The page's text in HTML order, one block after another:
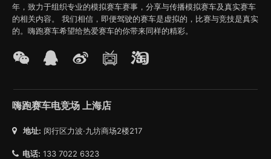
年，致力于组织专业的模拟赛车赛事，分享与传播模拟赛车及真实赛车
的相关内容。 我们相信，即便驾驶的赛车是虚拟的，比赛与竞技是真实
的。嗨跑赛车希望给热爱赛车的你带来同样的精彩。
嗨跑赛车电竞场 上海店
地址: 闵行区力波·九坊商场2楼217
电话: 133 7022 6323